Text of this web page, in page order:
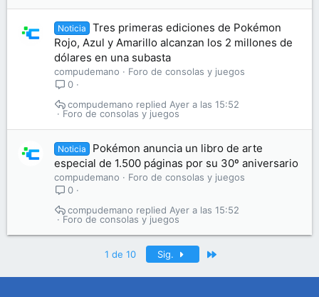
Noticia
Tres primeras ediciones de Pokémon
Rojo, Azul y Amarillo alcanzan los 2 millones de
dólares en una subasta
compudemano
Foro de consolas y juegos
0
Foro de consolas y juegos
Ayer a las 15:52
compudemano
Noticia
Pokémon anuncia un libro de arte
especial de 1.500 páginas por su 30º aniversario
compudemano
Foro de consolas y juegos
0
Foro de consolas y juegos
Ayer a las 15:52
compudemano
1 de 10 Sig.